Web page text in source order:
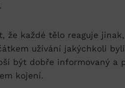
že​ každé tělo reaguje‌
​užívání jakýchkoli‌
být dobře informovaný a
kojení.